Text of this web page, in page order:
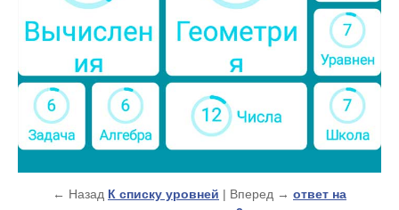
← Назад К списку уровней | Вперед → ответ на